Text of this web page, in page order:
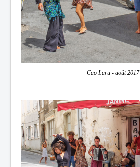
Cao Laru - août 2017